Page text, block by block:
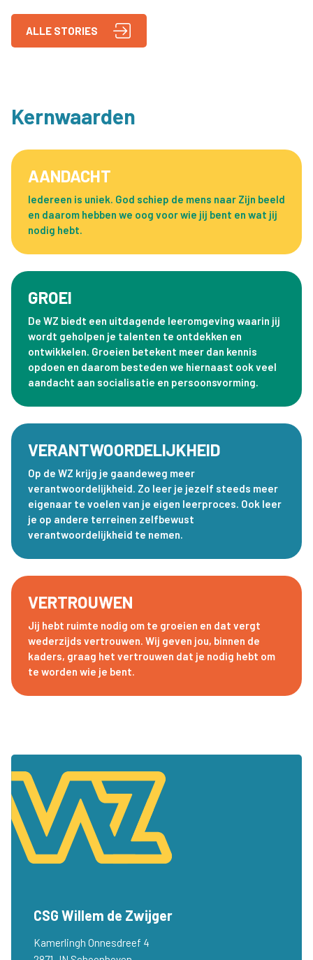
ALLE STORIES
Kernwaarden
AANDACHT
Iedereen is uniek. God schiep de mens naar Zijn beeld
en daarom hebben we oog voor wie jij bent en wat jij
nodig hebt.
GROEI
De WZ biedt een uitdagende leeromgeving waarin jij
wordt geholpen je talenten te ontdekken en
ontwikkelen. Groeien betekent meer dan kennis
opdoen en daarom besteden we hiernaast ook veel
aandacht aan socialisatie en persoonsvorming.
VERANTWOORDELIJKHEID
Op de WZ krijg je gaandeweg meer
verantwoordelijkheid. Zo leer je jezelf steeds meer
eigenaar te voelen van je eigen leerproces. Ook leer
je op andere terreinen zelfbewust
verantwoordelijkheid te nemen.
VERTROUWEN
Jij hebt ruimte nodig om te groeien en dat vergt
wederzijds vertrouwen. Wij geven jou, binnen de
kaders, graag het vertrouwen dat je nodig hebt om
te worden wie je bent.
CSG Willem de Zwijger
Kamerlingh Onnesdreef 4